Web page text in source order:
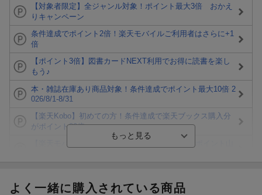
【対象者限定】全ジャンル対象！ポイント最大3倍 おかえ
りキャンペーン
条件達成でポイント2倍！楽天モバイルご利用者はさらに+1
倍
【ポイント3倍】図書カードNEXT利用でお得に読書を楽し
もう♪
本・雑誌在庫あり商品対象！条件達成でポイント最大10倍 2
026/8/1-8/31
【楽天Kobo】初めての方！条件達成で楽天ブックス購入分
がポイント20倍
ト山分け
よく一緒に購入されている商品